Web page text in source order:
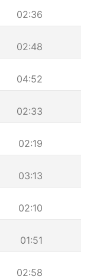
02:36
02:48
04:52
02:33
02:19
03:13
02:10
01:51
02:58